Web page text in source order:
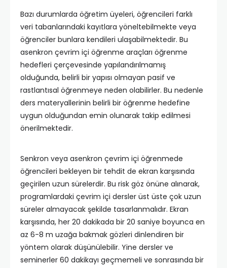
Bazı durumlarda öğretim üyeleri, öğrencileri farklı
veri tabanlarındaki kayıtlara yöneltebilmekte veya
öğrenciler bunlara kendileri ulaşabilmektedir. Bu
asenkron çevrim içi öğrenme araçları öğrenme
hedefleri çerçevesinde yapılandırılmamış
olduğunda, belirli bir yapısı olmayan pasif ve
rastlantısal öğrenmeye neden olabilirler. Bu nedenle
ders materyallerinin belirli bir öğrenme hedefine
uygun olduğundan emin olunarak takip edilmesi
önerilmektedir.
Senkron veya asenkron çevrim içi öğrenmede
öğrencileri bekleyen bir tehdit de ekran karşısında
geçirilen uzun sürelerdir. Bu risk göz önüne alınarak,
programlardaki çevrim içi dersler üst üste çok uzun
süreler almayacak şekilde tasarlanmalıdır. Ekran
karşısında, her 20 dakikada bir 20 saniye boyunca en
az 6-8 m uzağa bakmak gözleri dinlendiren bir
yöntem olarak düşünülebilir. Yine dersler ve
seminerler 60 dakikayı geçmemeli ve sonrasında bir